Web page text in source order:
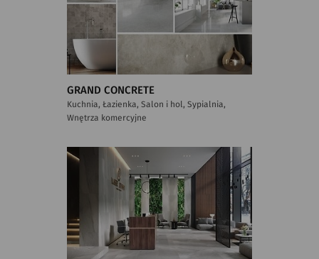
GRAND CONCRETE
Kuchnia, Łazienka, Salon i hol, Sypialnia,
Wnętrza komercyjne